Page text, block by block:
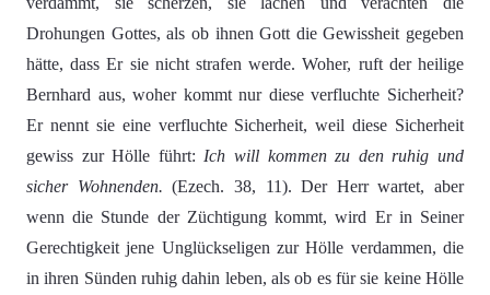
Drohungen Gottes, als ob ihnen Gott die Gewissheit gegeben
hätte, dass Er sie nicht strafen werde. Woher, ruft der heilige
Bernhard aus, woher kommt nur diese verfluchte Sicherheit?
Er nennt sie eine verfluchte Sicherheit, weil diese Sicherheit
gewiss zur Hölle führt: Ich will kommen zu den ruhig und
sicher Wohnenden. (Ezech. 38, 11). Der Herr wartet, aber
wenn die Stunde der Züchtigung kommt, wird Er in Seiner
Gerechtigkeit jene Unglückseligen zur Hölle verdammen, die
in ihren Sünden ruhig dahin leben, als ob es für sie keine Hölle